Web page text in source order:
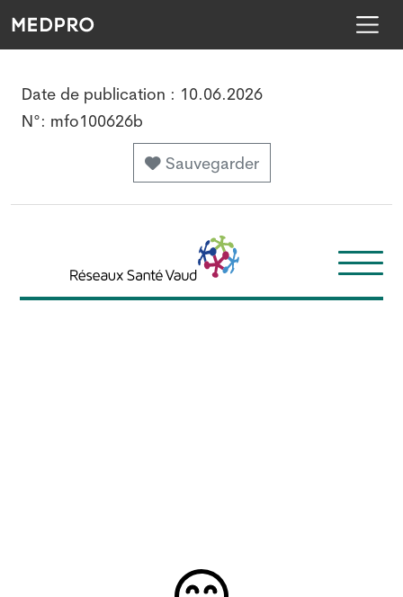
Date de publication : 10.06.2026
N°: mfo100626b
Sauvegarder